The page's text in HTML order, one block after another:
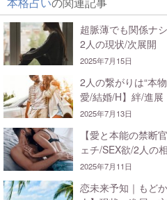
超脈薄でも関係ナ
2人の現状/次展開
2025年7月15日
2人の繋がりは“本
愛/結婚/H】絆/進展
2025年7月13日
【愛と本能の禁断
ェチ/SEX欲/2人の
2025年7月11日
恋未来予知｜もど